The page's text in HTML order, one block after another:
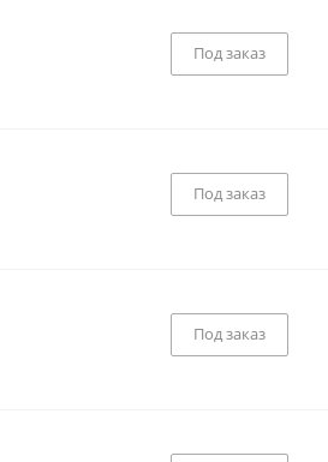
Под заказ
Под заказ
Под заказ